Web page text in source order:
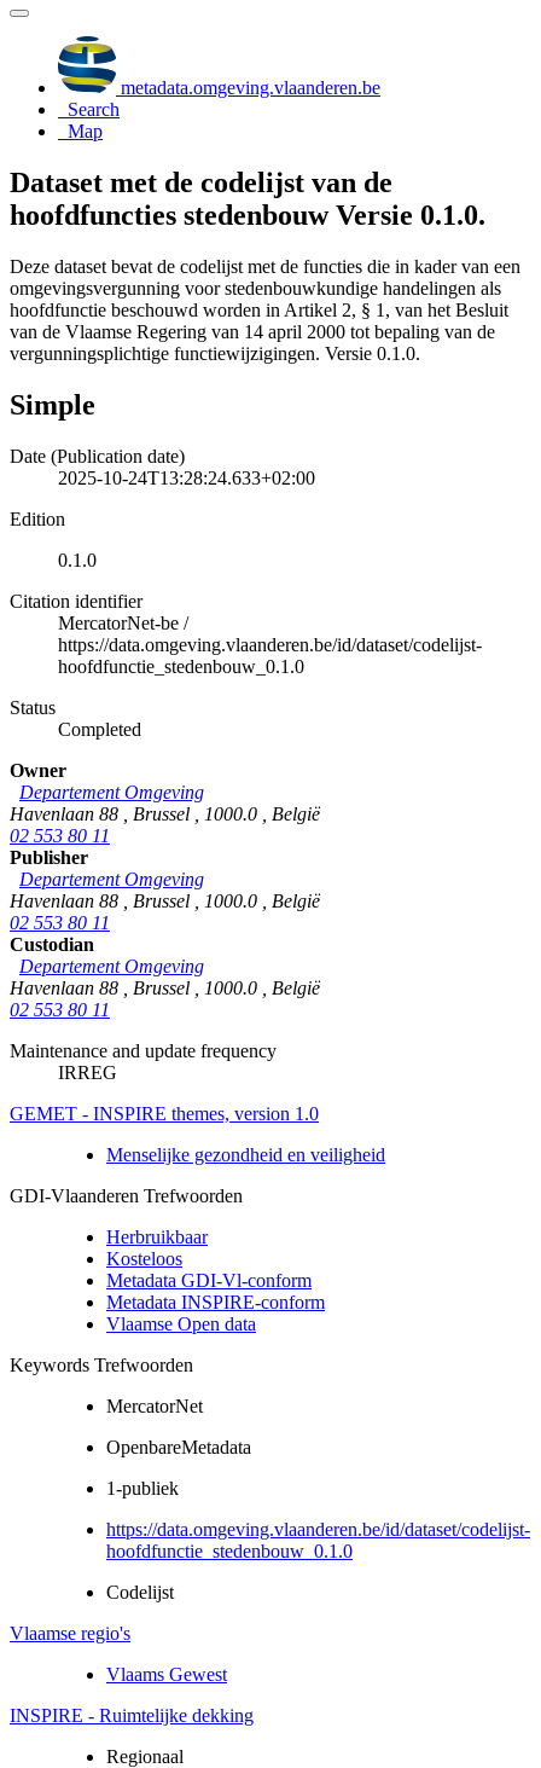
metadata.omgeving.vlaanderen.be
Search
Map
Dataset met de codelijst van de
hoofdfuncties stedenbouw Versie 0.1.0.
Deze dataset bevat de codelijst met de functies die in kader van een
omgevingsvergunning voor stedenbouwkundige handelingen als
hoofdfunctie beschouwd worden in Artikel 2, § 1, van het Besluit
van de Vlaamse Regering van 14 april 2000 tot bepaling van de
vergunningsplichtige functiewijzigingen. Versie 0.1.0.
Simple
Date (Publication date)
2025-10-24T13:28:24.633+02:00
Edition
0.1.0
Citation identifier
MercatorNet-be /
https://data.omgeving.vlaanderen.be/id/dataset/codelijst-
hoofdfunctie_stedenbouw_0.1.0
Status
Completed
Owner
Departement Omgeving
Havenlaan 88
Brussel 1000.0
België
02 553 80 11
Publisher
Departement Omgeving
Havenlaan 88
Brussel 1000.0
België
02 553 80 11
Custodian
Departement Omgeving
Havenlaan 88
Brussel 1000.0
België
02 553 80 11
Maintenance and update frequency
IRREG
GEMET - INSPIRE themes, version 1.0
Menselijke gezondheid en veiligheid
GDI-Vlaanderen Trefwoorden
Herbruikbaar
Kosteloos
Metadata GDI-Vl-conform
Metadata INSPIRE-conform
Vlaamse Open data
Keywords Trefwoorden
MercatorNet
OpenbareMetadata
1-publiek
https://data.omgeving.vlaanderen.be/id/dataset/codelijst-
hoofdfunctie_stedenbouw_0.1.0
Codelijst
Vlaamse regio's
Vlaams Gewest
INSPIRE - Ruimtelijke dekking
Regionaal